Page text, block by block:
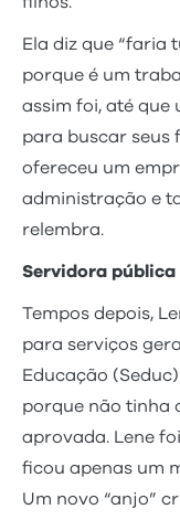
Ela diz que “faria
porque é um
assim foi, até que
para buscar seus
ofereceu um
administração e
relembra.
Servidora pública
Tempos depois,
para serviços
Educação
porque não tinha
aprovada. Lene
ficou apenas um
Um novo “anjo”